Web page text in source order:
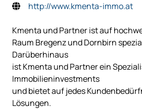
http://www.kmenta-immo.at
Kmenta und Partnerist auf
Raum Bregenz und Dornbirn
Darüberhinaus
ist Kmenta und Partner ein
Immobilieninvestments
und bietet auf jedes
Lösungen.